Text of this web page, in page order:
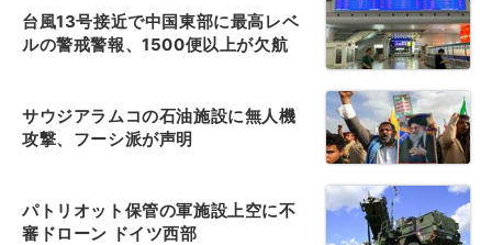
台風13号接近で中国東部に最高レベ
ルの警戒警報、1500便以上が欠航
サウジアラムコの石油施設に無人機
攻撃、フーシ派が声明
パトリオット保管の軍施設上空に不
審ドローン ドイツ西部